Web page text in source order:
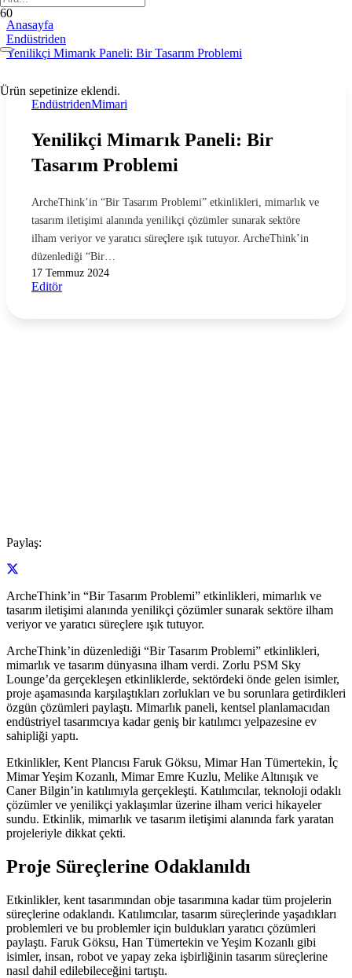
Ürün sepetinize eklendi.
Anasayfa
Endüstriden
Yenilikçi Mimarık Paneli: Bir Tasarım Problemi
EndüstridenMimari
Yenilikçi Mimarık Paneli: Bir
Tasarım Problemi
ArcheThink’in “Bir Tasarım Problemi” etkinlikleri, mimarlık ve
tasarım iletişimi alanında yenilikçi çözümler sunarak sektöre
ilham veriyor ve yaratıcı süreçlere ışık tutuyor. ArcheThink’in
düzenlediği “Bir…
17 Temmuz 2024
Editör
Paylaş:
ArcheThink’in “Bir Tasarım Problemi” etkinlikleri, mimarlık ve
tasarım iletişimi alanında yenilikçi çözümler sunarak sektöre ilham
veriyor ve yaratıcı süreçlere ışık tutuyor.
ArcheThink’in düzenlediği “Bir Tasarım Problemi” etkinlikleri,
mimarlık ve tasarım dünyasına ilham verdi. Zorlu PSM Sky
Lounge’da gerçekleşen etkinliklerde, sektördeki önde gelen isimler,
proje aşamasında karşılaştıkları zorlukları ve bu sorunlara getirdikleri
özgün çözümleri paylaştı. Mimarlık paneli, kentsel planlamacıdan
endüstriyel tasarımcıya kadar geniş bir katılımcı yelpazesine ev
sahipliği yaptı.
Etkinlikler, Kent Plancısı Faruk Göksu, Mimar Han Tümertekin, İç
Mimar Yeşim Kozanlı, Mimar Emre Kuzlu, Melike Altınışık ve
Caner Bilgin’in katılımıyla gerçekleşti. Katılımcılar, teknoloji odaklı
çözümler ve yenilikçi yaklaşımlar üzerine ilham verici hikayeler
sundu. Etkinlik, mimarlık ve tasarım iletişimi alanında fark yaratan
projeleriyle dikkat çekti.
Proje Süreçlerine Odaklanıldı
Etkinlikler, kent tasarımından obje tasarımına kadar tüm projelerin
süreçlerine odaklandı. Katılımcılar, tasarım süreçlerinde yaşadıkları
problemleri ve bu problemler için buldukları yaratıcı çözümleri
paylaştı. Faruk Göksu, Han Tümertekin ve Yeşim Kozanlı gibi
isimler, insan, robot ve yapay zeka işbirliğinin tasarım süreçlerine
nasıl dahil edilebileceğini tartıştı.